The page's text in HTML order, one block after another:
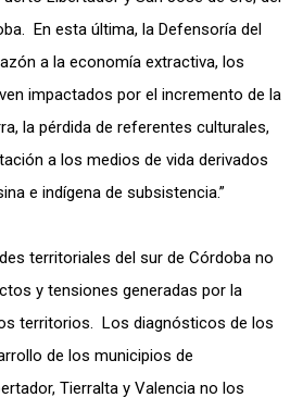
En esta última, la Defensoría del
a la economía extractiva, los
impactados por el incremento de la
la pérdida de referentes culturales,
a los medios de vida derivados
e indígena de subsistencia.”
territoriales del sur de Córdoba no
y tensiones generadas por la
territorios. Los diagnósticos de los
de los municipios de
Tierralta y Valencia no los